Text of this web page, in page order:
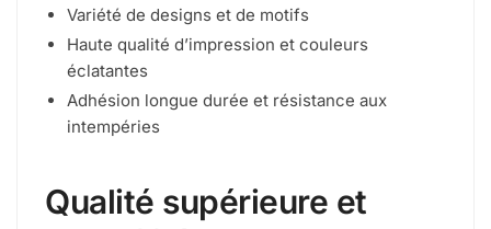
Variété de designs et de motifs
Haute qualité d’impression et couleurs
éclatantes
Adhésion longue durée et résistance aux
intempéries
Qualité supérieure et